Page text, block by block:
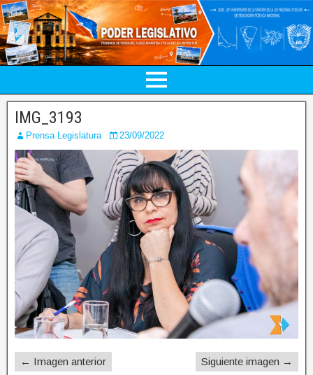
IMG_3193
Prensa Legislatura 23/09/2022
← Imagen anterior Siguiente imagen →